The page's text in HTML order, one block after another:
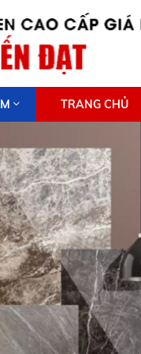
TRANG CHỦ